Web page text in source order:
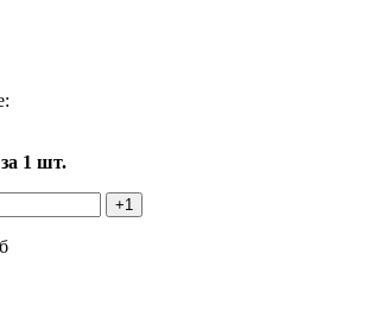
за 1 шт.
+1